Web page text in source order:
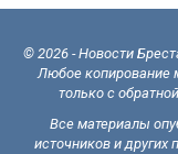
© 2026 - Новости
Любое копирование
только с
Все материалы
источников и других